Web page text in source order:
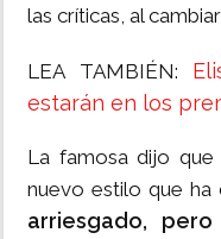
las críticas, al
LEA TAMBIÉN:
estarán en los
La famosa dijo
nuevo estilo que ha
arriesgado,